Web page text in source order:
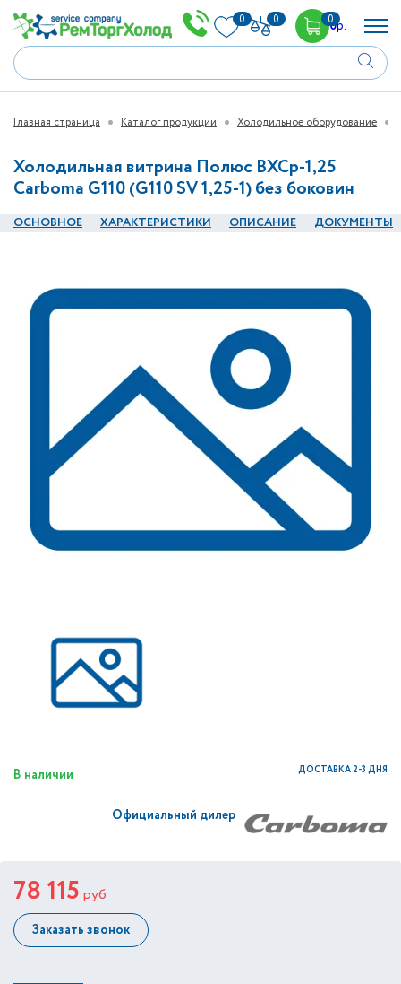
0 0 00р.
Главная страница Каталог продукции Холодильное оборудование
Холодильная витрина Полюс ВХСр-1,25
Сarboma G110 (G110 SV 1,25-1) без боковин
ОСНОВНОЕ ХАРАКТЕРИСТИКИ ОПИСАНИЕ ДОКУМЕНТЫ
В наличии ДОСТАВКА 2-3 ДНЯ
Официальный дилер
78 115 руб
Заказать звонок